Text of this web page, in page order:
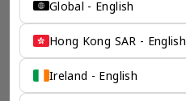
Global - English
Hong Kong SAR - English
Ireland - English